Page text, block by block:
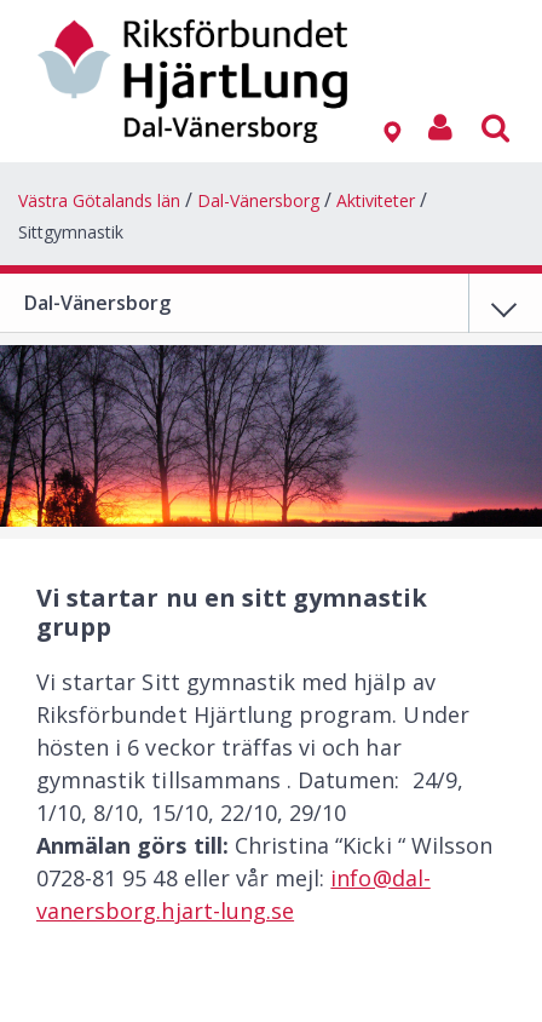
Västra Götalands län Dal-Vänersborg
Aktiviteter
Sittgymnastik
Dal-Vänersborg
Vi startar nu en sitt gymnastik
grupp
Vi startar Sitt gymnastik med hjälp av
Riksförbundet Hjärtlung program. Under
hösten i 6 veckor träffas vi och har
gymnastik tillsammans . Datumen: 24/9,
1/10, 8/10, 15/10, 22/10, 29/10
Anmälan görs till: Christina “Kicki “ Wilsson
0728-81 95 48 eller vår mejl: info@dal-
vanersborg.hjart-lung.se